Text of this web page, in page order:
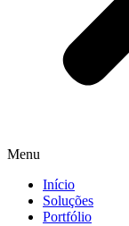
Menu
Início
Soluções
Portfólio